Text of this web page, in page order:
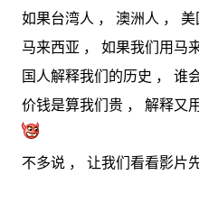
如果台湾人 ， 澳洲人 ，
马来西亚 ， 如果我们用马
国人解释我们的历史 ， 谁
价钱是算我们贵 ， 解释又
不多说 ， 让我们看看影片